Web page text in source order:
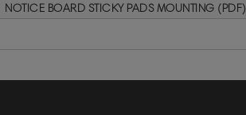
NOTICE BOARD STICKY PADS MOUNTING (PDF)